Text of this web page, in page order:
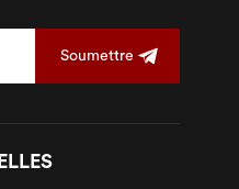
Soumettre